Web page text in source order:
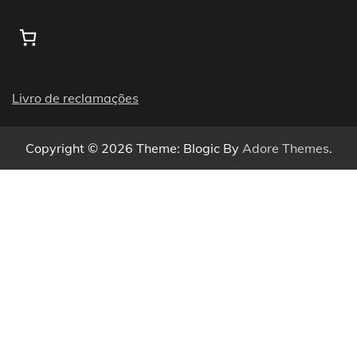
Livro de reclamações
Copyright © 2026 Theme: Blogic By Adore Themes.